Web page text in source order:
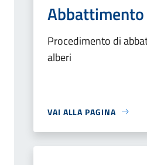
Procedimento di
alberi
VAI ALLA PAGINA